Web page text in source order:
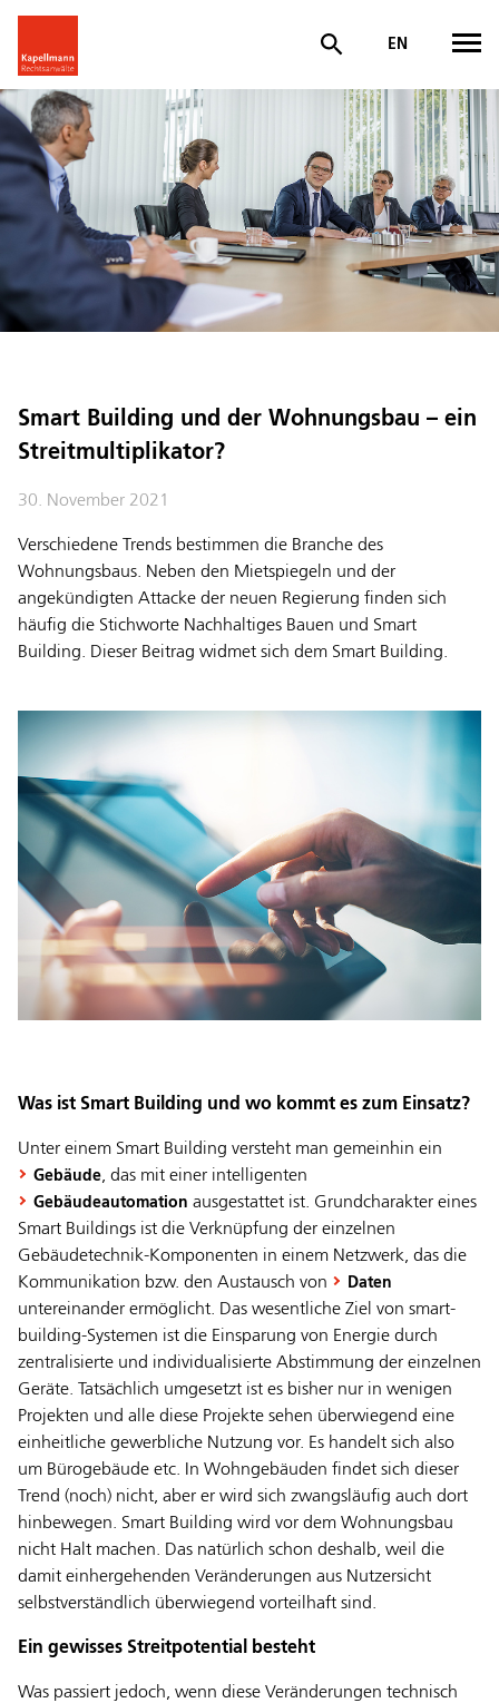
EN
Smart Building und der Wohnungsbau – ein
Streitmultiplikator?
30. November 2021
Verschiedene Trends bestimmen die Branche des
Wohnungsbaus. Neben den Mietspiegeln und der
angekündigten Attacke der neuen Regierung finden sich
häufig die Stichworte Nachhaltiges Bauen und Smart
Building. Dieser Beitrag widmet sich dem Smart Building.
Was ist Smart Building und wo kommt es zum Einsatz?
Unter einem Smart Building versteht man gemeinhin ein
Gebäude, das mit einer intelligenten
Gebäudeautomation ausgestattet ist. Grundcharakter eines
Smart Buildings ist die Verknüpfung der einzelnen
Gebäudetechnik-Komponenten in einem Netzwerk, das die
Kommunikation bzw. den Austausch von
Daten
untereinander ermöglicht. Das wesentliche Ziel von smart-
building-Systemen ist die Einsparung von Energie durch
zentralisierte und individualisierte Abstimmung der einzelnen
Geräte. Tatsächlich umgesetzt ist es bisher nur in wenigen
Projekten und alle diese Projekte sehen überwiegend eine
einheitliche gewerbliche Nutzung vor. Es handelt sich also
um Bürogebäude etc. In Wohngebäuden findet sich dieser
Trend (noch) nicht, aber er wird sich zwangsläufig auch dort
hinbewegen. Smart Building wird vor dem Wohnungsbau
nicht Halt machen. Das natürlich schon deshalb, weil die
damit einhergehenden Veränderungen aus Nutzersicht
selbstverständlich überwiegend vorteilhaft sind.
Ein gewisses Streitpotential besteht
Was passiert jedoch, wenn diese Veränderungen technisch